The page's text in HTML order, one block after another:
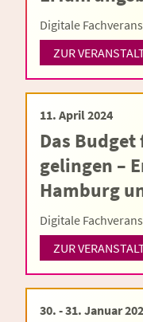
Digitale
ZUR
11. April 2024
Das
gelingen –
Hamburg
Digitale
ZUR
30. - 31. Januar